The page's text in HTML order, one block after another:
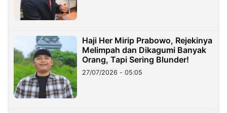
Haji Her Mirip Prabowo, Rejekinya
Melimpah dan Dikagumi Banyak
Orang, Tapi Sering Blunder!
27/07/2026 - 05:05